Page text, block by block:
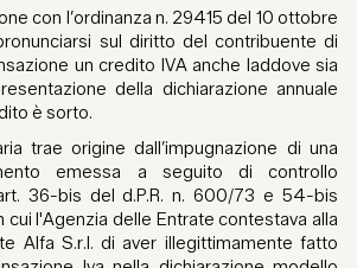
con l’ordinanza n. 29415 del 10 ottobre
sul diritto del contribuente di
un credito IVA anche laddove sia
della dichiarazione annuale
è sorto.
trae origine dall’impugnazione di una
emessa a seguito di controllo
36-bis del d.P.R. n. 600/73 e 54-bis
cui l'Agenzia delle Entrate contestava alla
Alfa S.r.l. di aver illegittimamente fatto